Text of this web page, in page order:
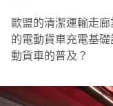
歐盟的清潔運輸走
的電動貨車充電基
動貨車的普及？